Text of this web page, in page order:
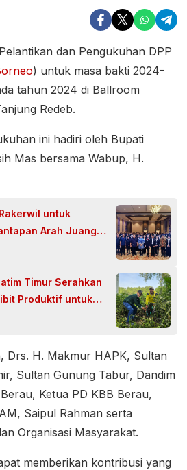
dan Pengukuhan DPP
) untuk masa bakti 2024-
tahun 2024 di Ballroom
Redeb.
ini hadiri oleh Bupati
Mas bersama Wabup, H.
untuk
Arah Juang
Timur Serahkan
Produktif untuk
Sidoarjo
Drs. H. Makmur HAPK, Sultan
Sultan Gunung Tabur, Dandim
Ketua PD KBB Berau,
Saipul Rahman serta
Organisasi Masyarakat.
memberikan kontribusi yang